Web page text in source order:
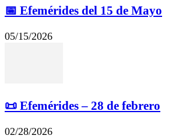
📅 Efemérides del 15 de Mayo
05/15/2026
📜 Efemérides – 28 de febrero
02/28/2026